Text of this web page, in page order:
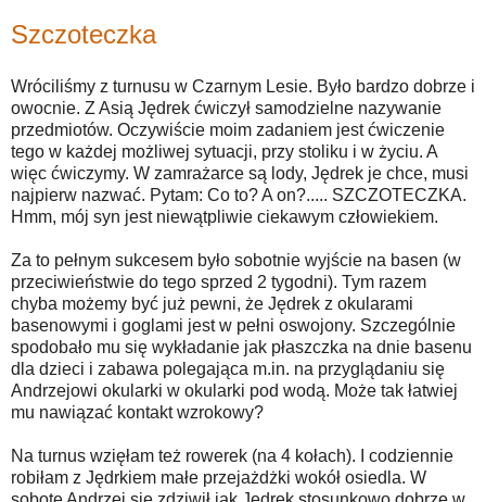
Szczoteczka
Wróciliśmy z turnusu w Czarnym Lesie. Było bardzo dobrze i
owocnie. Z Asią Jędrek ćwiczył samodzielne nazywanie
przedmiotów. Oczywiście moim zadaniem jest ćwiczenie
tego w każdej możliwej sytuacji, przy stoliku i w życiu. A
więc ćwiczymy. W zamrażarce są lody, Jędrek je chce, musi
najpierw nazwać. Pytam: Co to? A on?..... SZCZOTECZKA.
Hmm, mój syn jest niewątpliwie ciekawym człowiekiem.
Za to pełnym sukcesem było sobotnie wyjście na basen (w
przeciwieństwie do tego sprzed 2 tygodni). Tym razem
chyba możemy być już pewni, że Jędrek z okularami
basenowymi i goglami jest w pełni oswojony. Szczególnie
spodobało mu się wykładanie jak płaszczka na dnie basenu
dla dzieci i zabawa polegająca m.in. na przyglądaniu się
Andrzejowi okularki w okularki pod wodą. Może tak łatwiej
mu nawiązać kontakt wzrokowy?
Na turnus wzięłam też rowerek (na 4 kołach). I codziennie
robiłam z Jędrkiem małe przejażdżki wokół osiedla. W